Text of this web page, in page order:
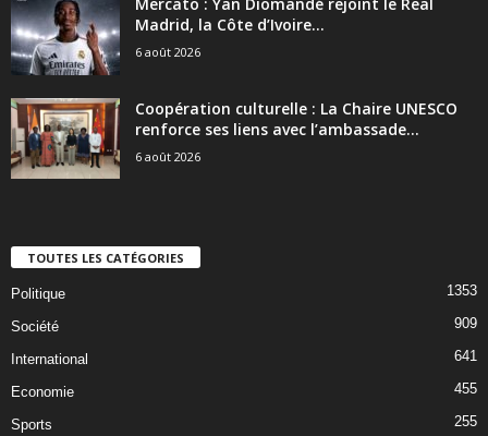
Madrid, la Côte d’Ivoire...
6 août 2026
Coopération culturelle : La Chaire UNESCO
renforce ses liens avec l’ambassade...
6 août 2026
TOUTES LES CATÉGORIES
Politique 1353
Société 909
International 641
Economie 455
Sports 255